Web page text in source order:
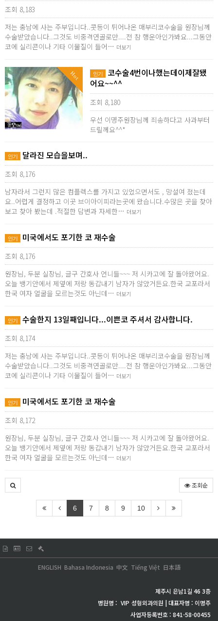
조회 8,183
저는 충남에 사는 주부입니다..콧등이 튀어나온 매부리코수술을 원장님께
수술받았습니다..그것도 비중격연골로만....전 참 행운아인가봐요...그동안
코에 실리콘이나 기타 이물질이 들어… 더보기
Hot 인기
코수술4번이나했는데이제잘됐
어요~~^^
조회 8,180
우선 이명주원장님께 죄송하다고 사과부터
드릴께요^^*
인기 달라진 모습을보며..
조회 8,176
남자라서 그런지 많은 컴플렉스를 가지고 있었으면서도 , 망설여 졌는데
요..어렵게 결정하고 이곳 브이아이피라는곳에 왔습니다.수많은 곳을 찾아
보고 찾아 봤는데 .적절한 답변과 자세한… 더보기
인기 미국에서도 포기한 코 재수술
조회 8,176
원장님, 두분 실장님, 글구 간호사 언니들~~~ 저 시카고에 잘 돌아왔어요.
오늘 뱅기안에서 제옆에 저랑 동갑내기 남자가 않았거든요.한국 교포라서
한국 여자 얼굴을 모르는것도 아닌데… 더보기
인기 수술한지 13일째입니다...이쁜코 주셔서 감사합니다.
조회 8,174
저는 충남에 사는 주부입니다..콧등이 튀어나온 매부리코수술을 원장님께
수술받았습니다..그것도 비중격연골로만....전 참 행운아인가봐요...그동안
코에 실리콘이나 기타 이물질이 들어… 더보기
인기 미국에서도 포기한 코 재수술
조회 8,172
원장님, 두분 실장님, 글구 간호사 언니들~~~ 저 시카고에 잘 돌아왔어요.
오늘 뱅기안에서 제옆에 저랑 동갑내기 남자가 않았거든요.한국 교포라서
한국 여자 얼굴을 모르는것도 아닌데… 더보기
조회순
6 7 8 9 10
日本語
Tiếng Việt
中文
Bahasa Indonesia
ENGLISH
제주시 은남1길 46 3층
병원명 : VIP 성형외과의원 | 대표자명 : 이명주
사업자등록번호 : 841-58-00455